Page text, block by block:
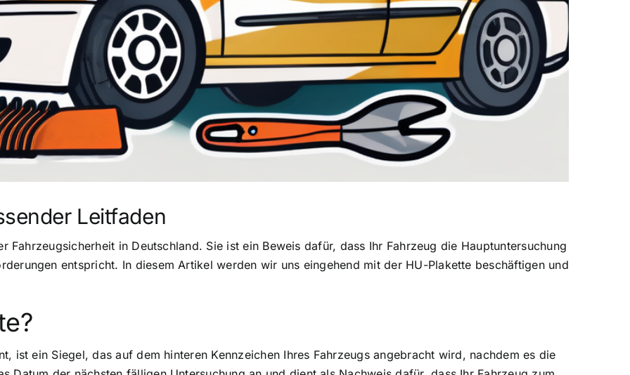
Leitfaden
Fahrzeugsicherheit in Deutschland. Sie ist ein Beweis dafür, dass Ihr Fahrzeug die Hauptuntersuchung
entspricht. In diesem Artikel werden wir uns eingehend mit der HU-Plakette beschäftigen und
ist ein Siegel, das auf dem hinteren Kennzeichen Ihres Fahrzeugs angebracht wird, nachdem es die